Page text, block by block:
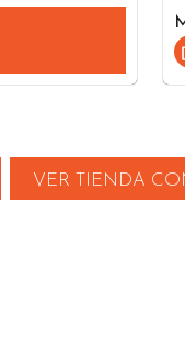
VER TIENDA